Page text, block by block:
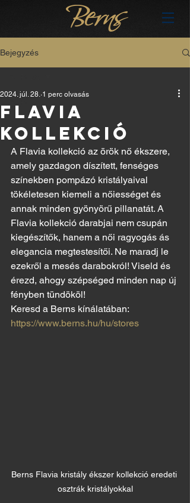
Bejegyzés
Flavia
kollekció
2024. júl. 28. 1 perc olvasás
A Flavia kollekció az örök nő ékszere,
amely gazdagon díszített, fenséges
színekben pompázó kristályaival
tökéletesen kiemeli a nőiességet és
annak minden gyönyörű pillanatát. A
Flavia kollekció darabjai nem csupán
kiegészítők, hanem a női ragyogás ás
elegancia megtestesítői. Ne maradj le
ezekről a mesés darabokról! Viseld és
érezd, ahogy szépséged minden nap új
fényben tündököl!
Keresd a Berns kínálatában:
https://www.berns.hu/hu/stores
Berns Flavia kristály ékszer kollekció eredeti
osztrák kristályokkal